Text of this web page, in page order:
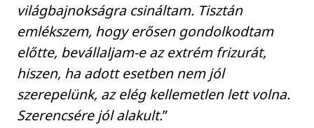
világbajnokságra csináltam. Tisztán
emlékszem, hogy erősen gondolkodtam
előtte, bevállaljam-e az extrém frizurát,
hiszen, ha adott esetben nem jól
szerepelünk, az elég kellemetlen lett volna.
Szerencsére jól alakult.”